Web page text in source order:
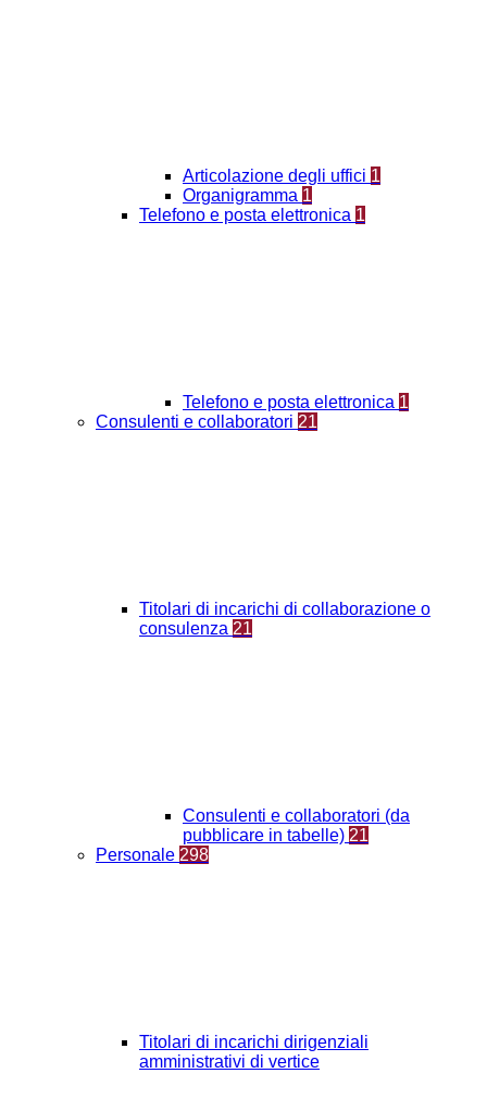
Articolazione degli uffici 1
Organigramma 1
Telefono e posta elettronica 1
Telefono e posta elettronica 1
Consulenti e collaboratori 21
Titolari di incarichi di collaborazione o
consulenza 21
Consulenti e collaboratori (da
pubblicare in tabelle) 21
Personale 298
Titolari di incarichi dirigenziali
amministrativi di vertice